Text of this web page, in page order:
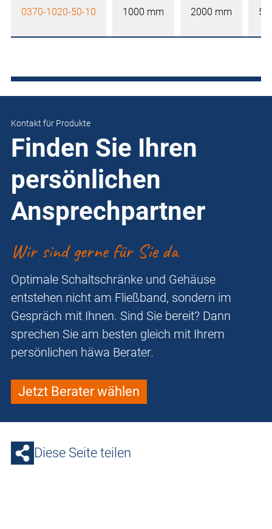
0370-1020-50-10 1000 mm 2000 mm
Kontakt für Produkte
Finden Sie Ihren
persönlichen
Ansprechpartner
Wir sind gerne für Sie da
Optimale Schaltschränke und Gehäuse
entstehen nicht am Fließband, sondern im
Gespräch mit Ihnen. Sind Sie bereit? Dann
sprechen Sie am besten gleich mit Ihrem
persönlichen häwa Berater.
Jetzt Berater wählen
Diese Seite teilen